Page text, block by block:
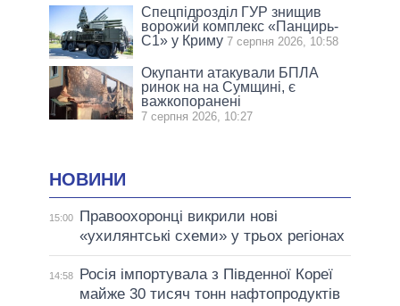
Спецпідрозділ ГУР знищив
ворожий комплекс «Панцирь-
С1» у Криму 7 серпня 2026, 10:58
Окупанти атакували БПЛА
ринок на на Сумщині, є
важкопоранені
7 серпня 2026, 10:27
НОВИНИ
15:00
Правоохоронці викрили нові
«ухилянтські схеми» у трьох регіонах
14:58
Росія імпортувала з Південної Кореї
майже 30 тисяч тонн нафтопродуктів